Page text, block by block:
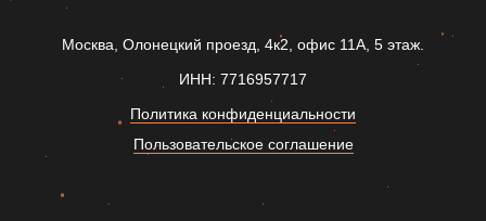
Москва, Олонецкий проезд, 4к2, офис 11А, 5 этаж.
ИНН: 7716957717
Политика конфиденциальности
Пользовательское соглашение